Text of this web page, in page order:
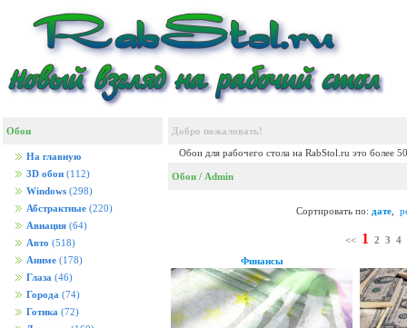
Обои
На главную
3D обои (112)
Windows (298)
Абстрактные (220)
Авиация (64)
Авто (518)
Аниме (178)
Глаза (46)
Города (74)
Готика (72)
Добро пожаловать!
Обои для рабочего стола на RabStol.ru это более
Обои / Admin
Сортировать по: дате
<< 1 2 3 4
Финансы